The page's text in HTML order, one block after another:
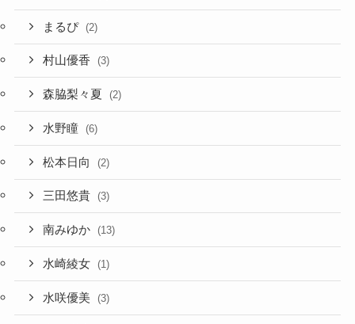
まるぴ (2)
村山優香 (3)
森脇梨々夏 (2)
水野瞳 (6)
松本日向 (2)
三田悠貴 (3)
南みゆか (13)
水崎綾女 (1)
水咲優美 (3)